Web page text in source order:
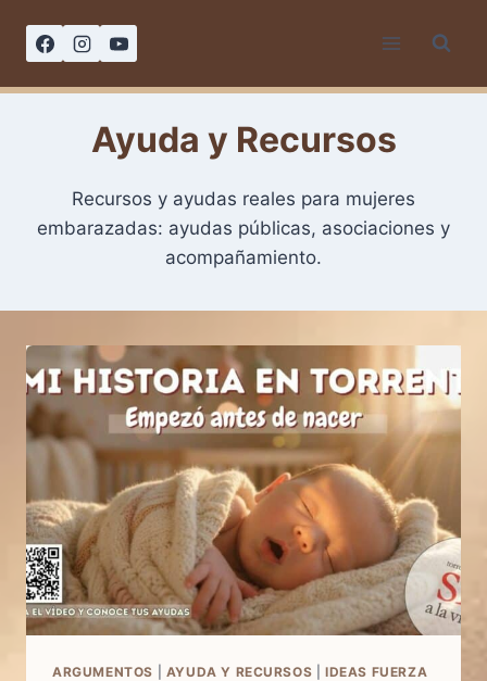
Ayuda y Recursos
Recursos y ayudas reales para mujeres
embarazadas: ayudas públicas, asociaciones y
acompañamiento.
ARGUMENTOS AYUDA Y RECURSOS |IDEAS FUERZA